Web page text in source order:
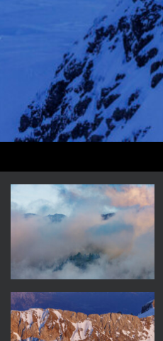
Spitzli in den Wolken 25-06-